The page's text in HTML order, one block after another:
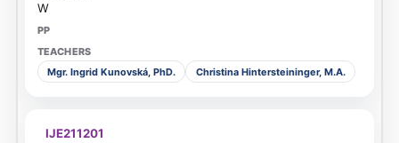
W
Mgr. Ingrid Kunovská, PhD. Christina Hintersteininger, M.A.
IJE211201